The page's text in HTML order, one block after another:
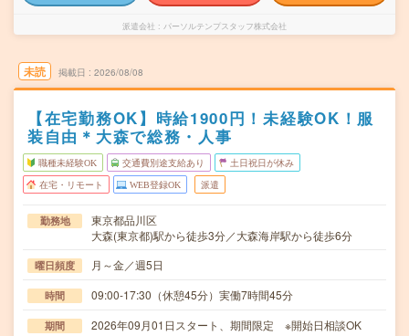
派遣会社 パーソルテンプスタッフ株式会社
未読 掲載日 2026/08/08
【在宅勤務OK】時給1900円！未経験OK！服
装自由＊大森で総務・人事
職種未経験OK 交通費別途支給あり 土日祝日が休み
在宅・リモート WEB登録OK 派遣
勤務地
東京都品川区
大森(東京都)駅から徒歩3分／大森海岸駅から徒歩6分
曜日頻度 月～金／週5日
時間 09:00-17:30（休憩45分）実働7時間45分
期間
2026年09月01日スタート、期間限定 ※開始日相談OK